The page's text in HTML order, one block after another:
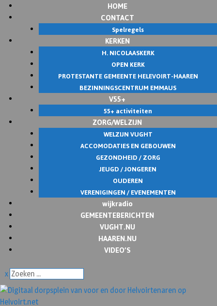
HOME
CONTACT
Spelregels
KERKEN
H. NICOLAASKERK
OPEN KERK
PROTESTANTE GEMEENTE HELEVOIRT-HAAREN
BEZINNINGSCENTRUM EMMAUS
V55+
55+ activiteiten
ZORG/WELZIJN
WELZIJN VUGHT
ACCOMODATIES EN GEBOUWEN
GEZONDHEID / ZORG
JEUGD / JONGEREN
OUDEREN
VERENIGINGEN / EVENEMENTEN
wijkradio
GEMEENTEBERICHTEN
VUGHT.NU
HAAREN.NU
VIDEO’S
x